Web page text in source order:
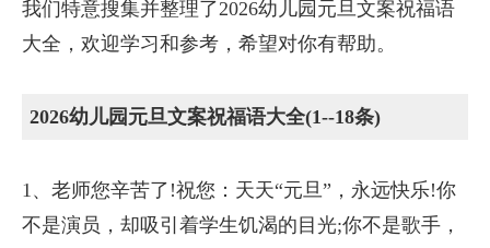
我们特意搜集并整理了2026幼儿园元旦文案祝福语
大全，欢迎学习和参考，希望对你有帮助。
2026幼儿园元旦文案祝福语大全(1--18条)
1、老师您辛苦了!祝您：天天“元旦”，永远快乐!你
不是演员，却吸引着学生饥渴的目光;你不是歌手，